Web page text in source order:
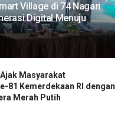
Village di 74 Nagari
Digital Menuju
Masyarakat
81 Kemerdekaan RI dengan
Merah Putih